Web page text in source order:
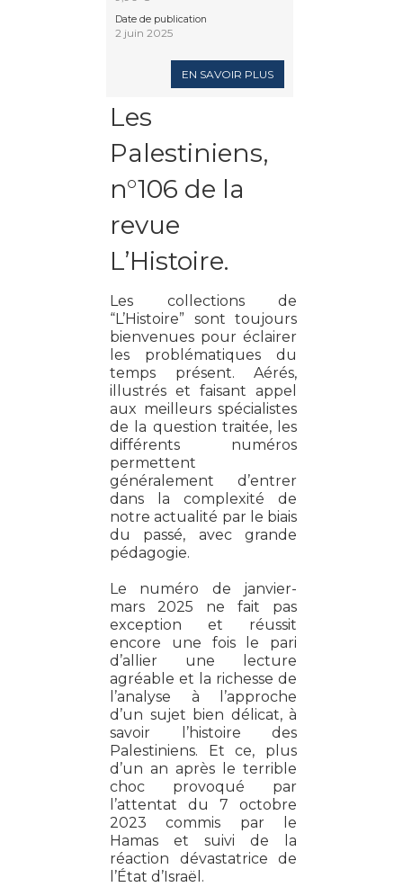
Date de publication
2 juin 2025
EN SAVOIR PLUS
Les
Palestiniens,
n°106 de la
revue
L’Histoire.
Les collections de
“L’Histoire” sont toujours
bienvenues pour éclairer
les problématiques du
temps présent. Aérés,
illustrés et faisant appel
aux meilleurs spécialistes
de la question traitée, les
différents numéros
permettent
généralement d’entrer
dans la complexité de
notre actualité par le biais
du passé, avec grande
pédagogie.
Le numéro de janvier-
mars 2025 ne fait pas
exception et réussit
encore une fois le pari
d’allier une lecture
agréable et la richesse de
l’analyse à l’approche
d’un sujet bien délicat, à
savoir l’histoire des
Palestiniens. Et ce, plus
d’un an après le terrible
choc provoqué par
l’attentat du 7 octobre
2023 commis par le
Hamas et suivi de la
réaction dévastatrice de
l’État d’Israël.